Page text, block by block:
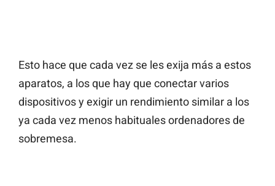
Esto hace que cada vez se les exija más a estos
aparatos, a los que hay que conectar varios
dispositivos y exigir un rendimiento similar a los
ya cada vez menos habituales ordenadores de
sobremesa.